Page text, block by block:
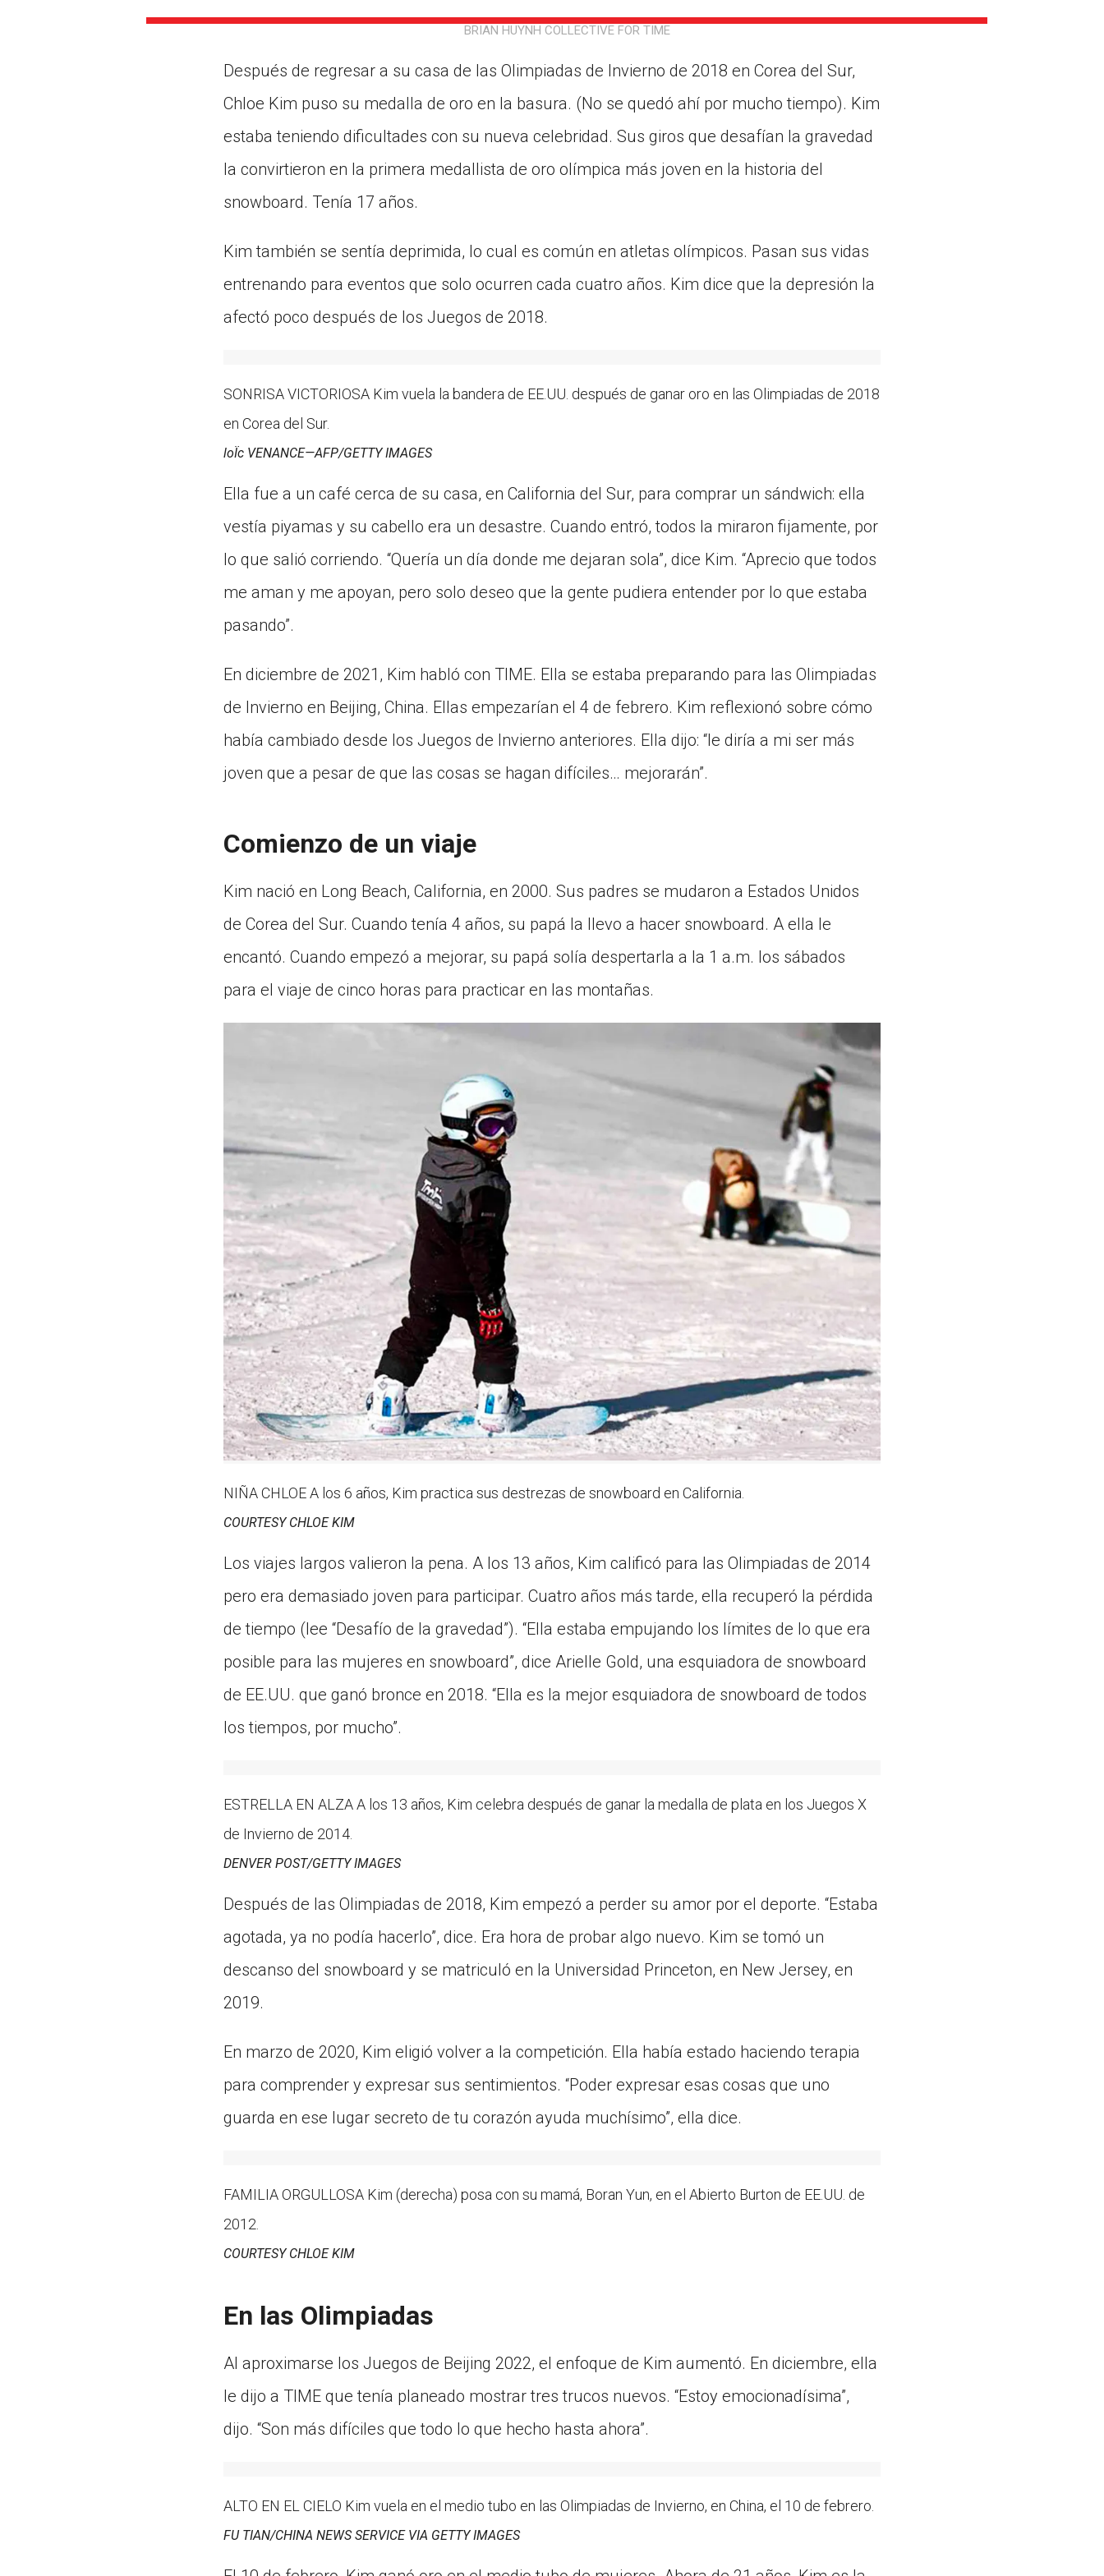
BRIAN HUYNH COLLECTIVE FOR TIME
Después de regresar a su casa de las Olimpiadas de Invierno de 2018 en Corea del Sur,
Chloe Kim puso su medalla de oro en la basura. (No se quedó ahí por mucho tiempo). Kim
estaba teniendo dificultades con su nueva celebridad. Sus giros que desafían la gravedad
la convirtieron en la primera medallista de oro olímpica más joven en la historia del
snowboard. Tenía 17 años.
Kim también se sentía deprimida, lo cual es común en atletas olímpicos. Pasan sus vidas
entrenando para eventos que solo ocurren cada cuatro años. Kim dice que la depresión la
afectó poco después de los Juegos de 2018.
SONRISA VICTORIOSA Kim vuela la bandera de EE.UU. después de ganar oro en las Olimpiadas de 2018
en Corea del Sur.
loÏc VENANCE—AFP/GETTY IMAGES
Ella fue a un café cerca de su casa, en California del Sur, para comprar un sándwich: ella
vestía piyamas y su cabello era un desastre. Cuando entró, todos la miraron fijamente, por
lo que salió corriendo. “Quería un día donde me dejaran sola”, dice Kim. “Aprecio que todos
me aman y me apoyan, pero solo deseo que la gente pudiera entender por lo que estaba
pasando”.
En diciembre de 2021, Kim habló con TIME. Ella se estaba preparando para las Olimpiadas
de Invierno en Beijing, China. Ellas empezarían el 4 de febrero. Kim reflexionó sobre cómo
había cambiado desde los Juegos de Invierno anteriores. Ella dijo: “le diría a mi ser más
joven que a pesar de que las cosas se hagan difíciles… mejorarán”.
Comienzo de un viaje
Kim nació en Long Beach, California, en 2000. Sus padres se mudaron a Estados Unidos
de Corea del Sur. Cuando tenía 4 años, su papá la llevo a hacer snowboard. A ella le
encantó. Cuando empezó a mejorar, su papá solía despertarla a la 1 a.m. los sábados
para el viaje de cinco horas para practicar en las montañas.
NIÑA CHLOE A los 6 años, Kim practica sus destrezas de snowboard en California.
COURTESY CHLOE KIM
Los viajes largos valieron la pena. A los 13 años, Kim calificó para las Olimpiadas de 2014
pero era demasiado joven para participar. Cuatro años más tarde, ella recuperó la pérdida
de tiempo (lee “Desafío de la gravedad”). “Ella estaba empujando los límites de lo que era
posible para las mujeres en snowboard”, dice Arielle Gold, una esquiadora de snowboard
de EE.UU. que ganó bronce en 2018. “Ella es la mejor esquiadora de snowboard de todos
los tiempos, por mucho”.
ESTRELLA EN ALZA A los 13 años, Kim celebra después de ganar la medalla de plata en los Juegos X
de Invierno de 2014.
DENVER POST/GETTY IMAGES
Después de las Olimpiadas de 2018, Kim empezó a perder su amor por el deporte. “Estaba
agotada, ya no podía hacerlo”, dice. Era hora de probar algo nuevo. Kim se tomó un
descanso del snowboard y se matriculó en la Universidad Princeton, en New Jersey, en
2019.
En marzo de 2020, Kim eligió volver a la competición. Ella había estado haciendo terapia
para comprender y expresar sus sentimientos. “Poder expresar esas cosas que uno
guarda en ese lugar secreto de tu corazón ayuda muchísimo”, ella dice.
FAMILIA ORGULLOSA Kim (derecha) posa con su mamá, Boran Yun, en el Abierto Burton de EE.UU. de
2012.
COURTESY CHLOE KIM
En las Olimpiadas
Al aproximarse los Juegos de Beijing 2022, el enfoque de Kim aumentó. En diciembre, ella
le dijo a TIME que tenía planeado mostrar tres trucos nuevos. “Estoy emocionadísima”,
dijo. “Son más difíciles que todo lo que hecho hasta ahora”.
ALTO EN EL CIELO Kim vuela en el medio tubo en las Olimpiadas de Invierno, en China, el 10 de febrero.
FU TIAN/CHINA NEWS SERVICE VIA GETTY IMAGES
Paste the link into the location in which you share
assignments with students. Examples might include,
Edmodo.
Choose an action. Options might include creating an
assignment or asking a question.